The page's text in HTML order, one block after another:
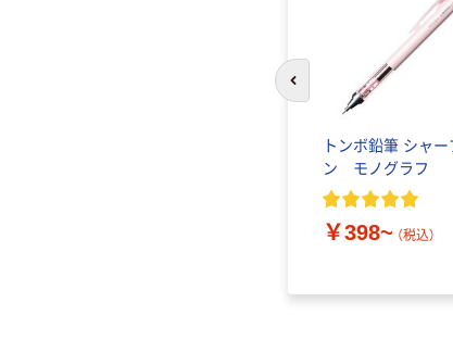
トンボ鉛筆 シャー
ン モノグラフ
￥398~ （税込）
前のスライドへ